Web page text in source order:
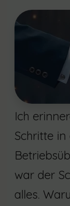
Ich
Schritte
war der
alles.